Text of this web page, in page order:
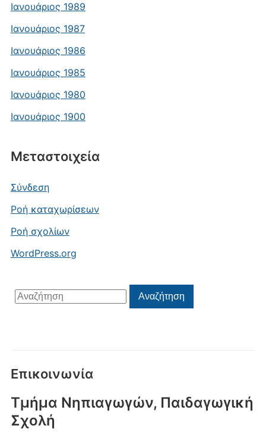
Ιανουάριος 1989
Ιανουάριος 1987
Ιανουάριος 1986
Ιανουάριος 1985
Ιανουάριος 1980
Ιανουάριος 1900
Μεταστοιχεία
Σύνδεση
Ροή καταχωρίσεων
Ροή σχολίων
WordPress.org
Αναζήτηση
για:
Αναζήτηση
Επικοινωνία
Τμήμα Νηπιαγωγών, Παιδαγωγική
Σχολή